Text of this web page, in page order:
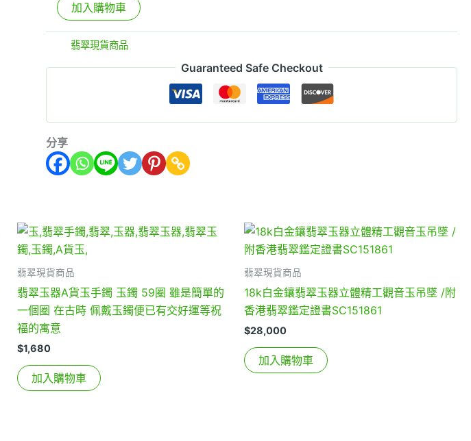
加入購物車
分類:翡翠現貨商品
Guaranteed Safe Checkout
分享
翡翠現貨商品
翡翠玉器A貨玉手鐲 玉鐲 59圈 雖是簡單的
一個圈 在古時 佩戴玉鐲便已有交好運等祝
福的寓意
$1,680
加入購物車
翡翠現貨商品
18k白金鑲翡翠玉器立體精工觀音玉吊墜 /附
香港翡翠鑑定證書SC151861
$28,000
加入購物車